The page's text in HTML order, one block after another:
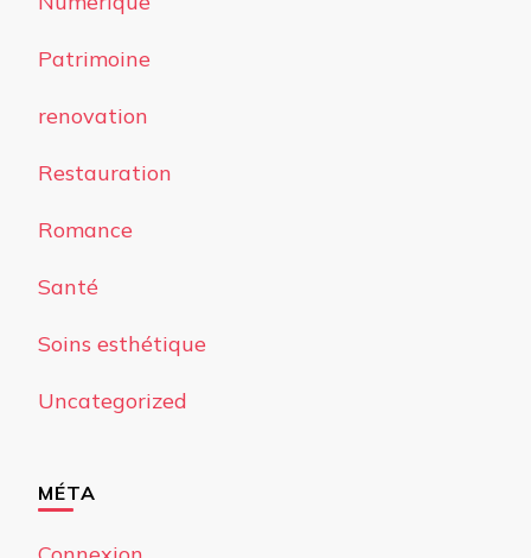
Patrimoine
renovation
Restauration
Romance
Santé
Soins esthétique
Uncategorized
MÉTA